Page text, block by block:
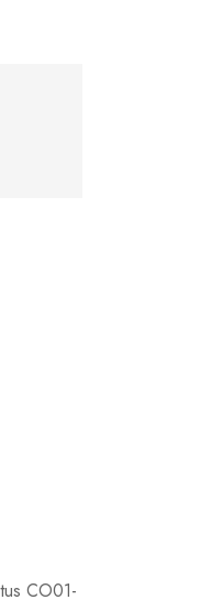
CO01-